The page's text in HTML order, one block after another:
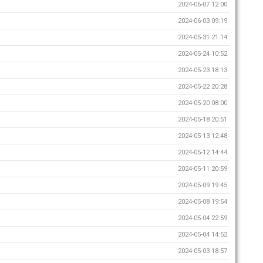
2024-06-07 12:00
2024-06-03 09:19
2024-05-31 21:14
2024-05-24 10:52
2024-05-23 18:13
2024-05-22 20:28
2024-05-20 08:00
2024-05-18 20:51
2024-05-13 12:48
2024-05-12 14:44
2024-05-11 20:59
2024-05-09 19:45
2024-05-08 19:54
2024-05-04 22:59
2024-05-04 14:52
2024-05-03 18:57